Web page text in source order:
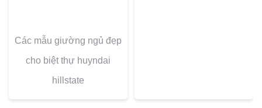
Các mẫu giường ngủ đẹp
cho biệt thự huyndai
hillstate